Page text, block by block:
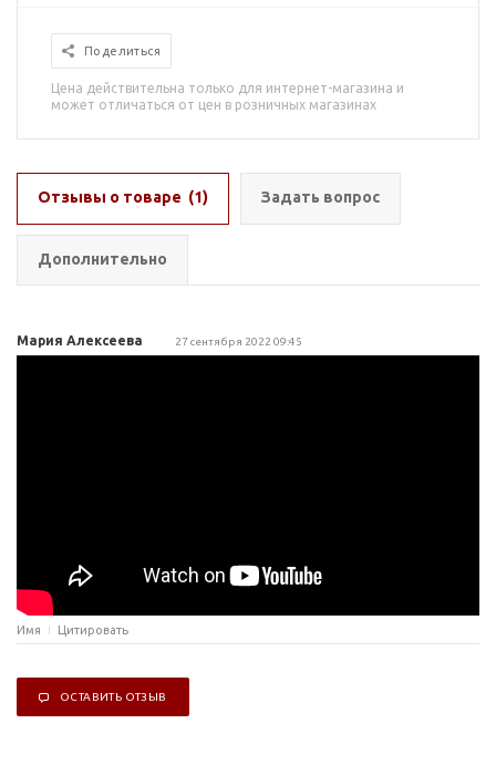
Поделиться
Цена действительна только для интернет-магазина и
может отличаться от цен в розничных магазинах
Отзывы о товаре (1) Задать вопрос
Дополнительно
Мария Алексеева 27 сентября 2022 09:45
Имя Цитировать
ОСТАВИТЬ ОТЗЫВ